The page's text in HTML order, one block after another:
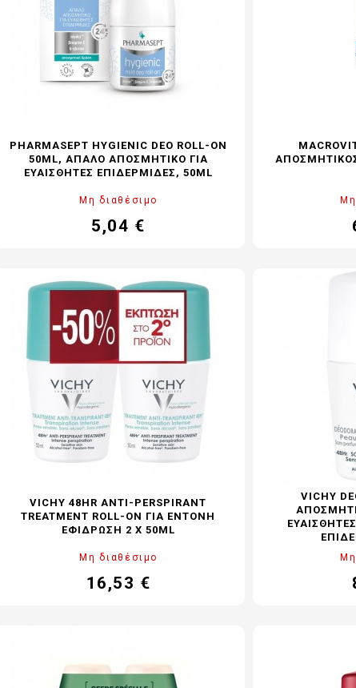
PHARMASEPT HYGIENIC DEO ROLL-ON
50ML, ΑΠΑΛΌ ΑΠΟΣΜΗΤΙΚΌ ΓΙΑ
ΕΥΑΊΣΘΗΤΕΣ ΕΠΙΔΕΡΜΊΔΕΣ, 50ML
Μη διαθέσιμο
Τιμή
5,04 €
Μη
VICHY 48HR ANTI-PERSPIRANT
TREATMENT ROLL-ON ΓΙΑ ΈΝΤΟΝΗ
ΕΦΊΔΡΩΣΗ 2 X 50ML
Μη διαθέσιμο
Τιμή
16,53 €
VICHY
Μη